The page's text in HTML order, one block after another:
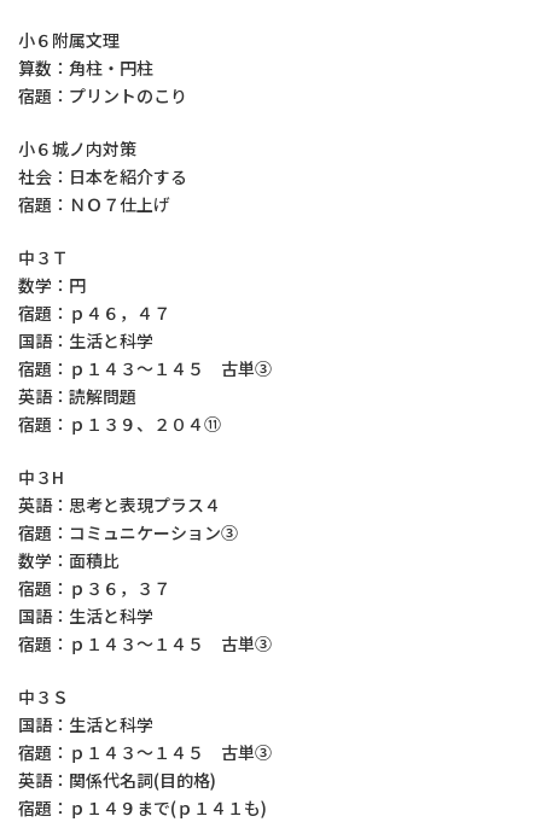
小６附属文理
算数：角柱・円柱
宿題：プリントのこり
小６城ノ内対策
社会：日本を紹介する
宿題：ＮＯ７仕上げ
中３Ｔ
数学：円
宿題：ｐ４６，４７
国語：生活と科学
宿題：ｐ１４３～１４５ 古単③
英語：読解問題
宿題：ｐ１３９、２０４⑪
中３H
英語：思考と表現プラス４
宿題：コミュニケーション③
数学：面積比
宿題：ｐ３６，３７
国語：生活と科学
宿題：ｐ１４３～１４５ 古単③
中３Ｓ
国語：生活と科学
宿題：ｐ１４３～１４５ 古単③
英語：関係代名詞(目的格)
宿題：ｐ１４９まで(ｐ１４１も)